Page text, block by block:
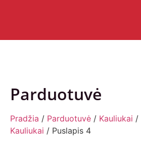
Parduotuvė
Pradžia / Parduotuvė / Kauliukai /
Kauliukai / Puslapis 4